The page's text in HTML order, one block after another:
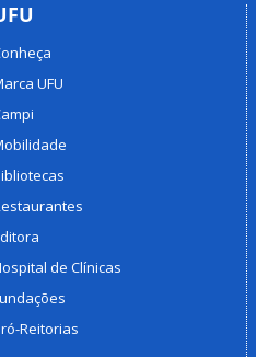
UFU
de Clínicas
Reitorias